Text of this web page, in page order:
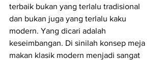
terbaik bukan yang terlalu tradisional
dan bukan juga yang terlalu kaku
modern. Yang dicari adalah
keseimbangan. Di sinilah konsep meja
makan klasik modern menjadi sangat